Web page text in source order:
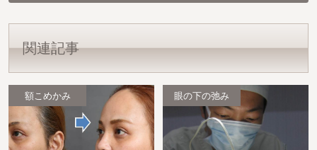
関連記事
額こめかみ 眼の下の弛み